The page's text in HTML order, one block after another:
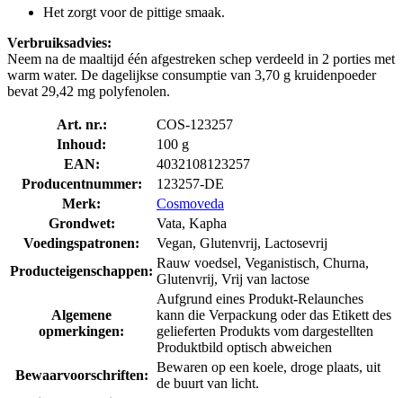
Het zorgt voor de pittige smaak.
Verbruiksadvies:
Neem na de maaltijd één afgestreken schep verdeeld in 2 porties met
warm water. De dagelijkse consumptie van 3,70 g kruidenpoeder
bevat 29,42 mg polyfenolen.
Art. nr.:
COS-123257
Inhoud:
100 g
EAN:
4032108123257
Producentnummer:
123257-DE
Merk:
Cosmoveda
Grondwet:
Vata, Kapha
Voedingspatronen:
Vegan, Glutenvrij, Lactosevrij
Producteigenschappen:
Rauw voedsel, Veganistisch, Churna,
Glutenvrij, Vrij van lactose
Algemene
opmerkingen:
Aufgrund eines Produkt-Relaunches
kann die Verpackung oder das Etikett des
gelieferten Produkts vom dargestellten
Produktbild optisch abweichen
Bewaarvoorschriften:
Bewaren op een koele, droge plaats, uit
de buurt van licht.